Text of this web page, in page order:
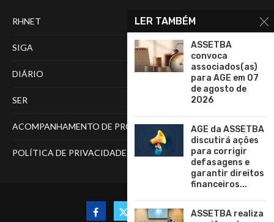
RHNET
SIGA
DIÁRIO
SER
ACOMPANHAMENTO DE PROCESSOS
POLÍTICA DE PRIVACIDADE
LER TAMBÉM
ASSETBA
convoca
associados(as)
para AGE em 07
de agosto de
2026
AGE da ASSETBA
discutirá ações
para corrigir
defasagens e
garantir direitos
financeiros...
ASSETBA realiza